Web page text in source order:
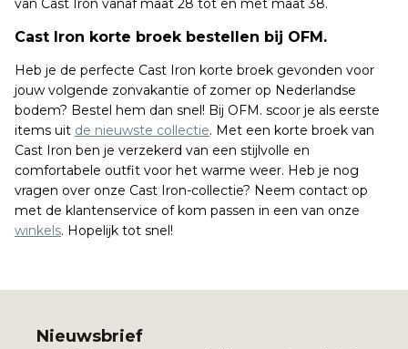
van Cast Iron vanaf maat 28 tot en met maat 38.
Cast Iron korte broek bestellen bij OFM.
Heb je de perfecte Cast Iron korte broek gevonden voor
jouw volgende zonvakantie of zomer op Nederlandse
bodem? Bestel hem dan snel! Bij OFM. scoor je als eerste
items uit de nieuwste collectie. Met een korte broek van
Cast Iron ben je verzekerd van een stijlvolle en
comfortabele outfit voor het warme weer. Heb je nog
vragen over onze Cast Iron-collectie? Neem contact op
met de klantenservice of kom passen in een van onze
winkels. Hopelijk tot snel!
Nieuwsbrief